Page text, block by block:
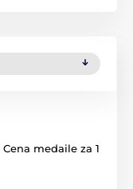
medaile za 1